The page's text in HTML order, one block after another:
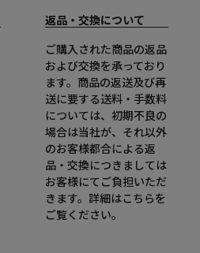
返品・交換について
ご購入された商品の返品
および交換を承っており
ます。商品の返送及び再
送に要する送料・手数料
については、初期不良の
場合は当社が、それ以外
のお客様都合による返
品・交換につきましては
お客様にてご負担いただ
きます。詳細はこちらを
ご覧ください。